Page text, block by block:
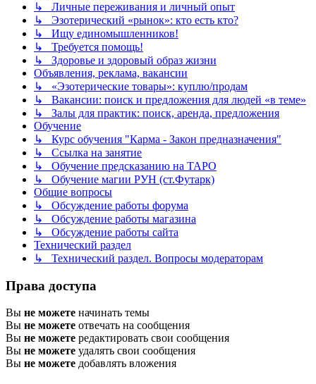
↳ Личные переживания и личный опыт
↳ Эзотерический «рынок»: кто есть кто?
↳ Ищу единомышленников!
↳ Требуется помощь!
↳ Здоровье и здоровый образ жизни
Объявления, реклама, вакансии
↳ «Эзотерические товары»: куплю/продам
↳ Вакансии: поиск и предложения для людей «в теме»
↳ Залы для практик: поиск, аренда, предложения
Обучение
↳ Курс обучения "Карма - Закон предназначения"
↳ Ссылка на занятие
↳ Обучение предсказанию на ТАРО
↳ Обучение магии РУН (ст.Футарк)
Общие вопросы
↳ Обсуждение работы форума
↳ Обсуждение работы магазина
↳ Обсуждение работы сайта
Технический раздел
↳ Технический раздел. Вопросы модераторам
Права доступа
Вы не можете начинать темы
Вы не можете отвечать на сообщения
Вы не можете редактировать свои сообщения
Вы не можете удалять свои сообщения
Вы не можете добавлять вложения